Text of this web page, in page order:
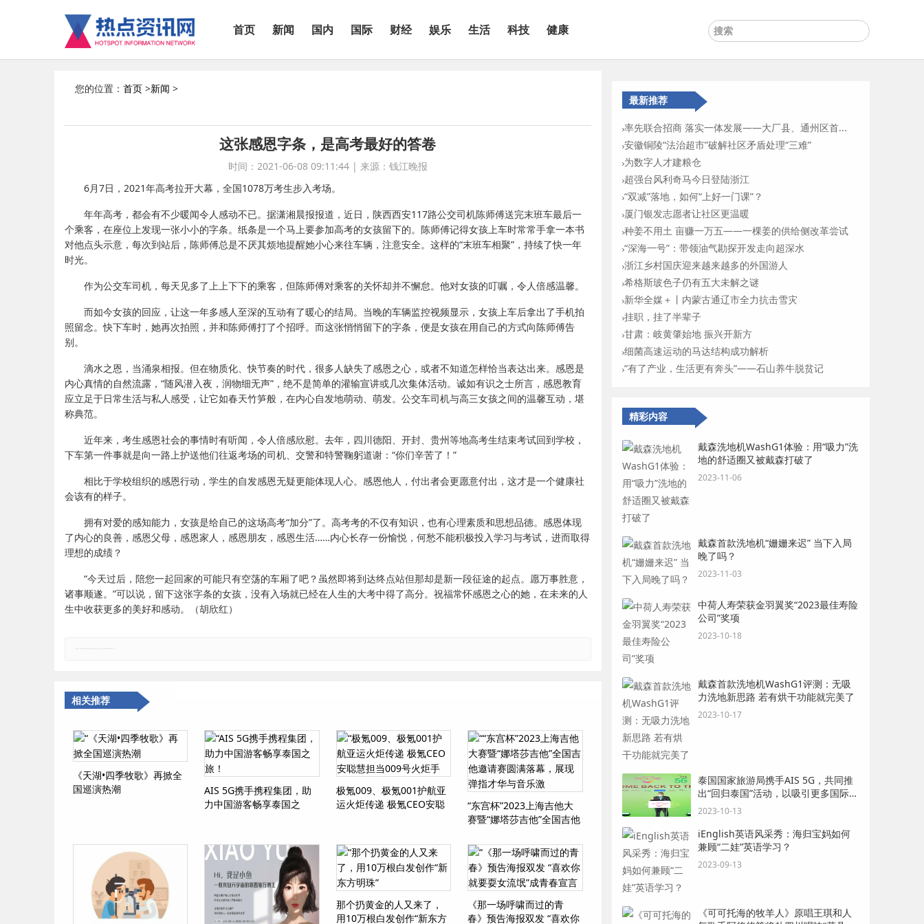
首页 新闻 国内 国际 财经 娱乐 生活 科技 健康
您的位置： 首页 >新闻 >
这张感恩字条，是高考最好的答卷
时间：2021-06-08 09:11:44| 来源：钱江晚报
6月7日，2021年高考拉开大幕，全国1078万考生步入考场。
年年高考，都会有不少暖闻令人感动不已。据潇湘晨报报道，近日，陕西西安117路公交司机陈师傅送完末班车最后一
个乘客，在座位上发现一张小小的字条。纸条是一个马上要参加高考的女孩留下的。陈师傅记得女孩上车时常常手拿一本书
对他点头示意，每次到站后，陈师傅总是不厌其烦地提醒她小心来往车辆，注意安全。这样的“末班车相聚”，持续了快一年
时光。
作为公交车司机，每天见多了上上下下的乘客，但陈师傅对乘客的关怀却并不懈怠。他对女孩的叮嘱，令人倍感温馨。
而如今女孩的回应，让这一年多感人至深的互动有了暖心的结局。当晚的车辆监控视频显示，女孩上车后拿出了手机拍
照留念。快下车时，她再次拍照，并和陈师傅打了个招呼。而这张悄悄留下的字条，便是女孩在用自己的方式向陈师傅告
别。
滴水之恩，当涌泉相报。但在物质化、快节奏的时代，很多人缺失了感恩之心，或者不知道怎样恰当表达出来。感恩是
内心真情的自然流露，“随风潜入夜，润物细无声”，绝不是简单的灌输宣讲或几次集体活动。诚如有识之士所言，感恩教育
应立足于日常生活与私人感受，让它如春天竹笋般，在内心自发地萌动、萌发。公交车司机与高三女孩之间的温馨互动，堪
称典范。
近年来，考生感恩社会的事情时有听闻，令人倍感欣慰。去年，四川德阳、开封、贵州等地高考生结束考试回到学校，
下车第一件事就是向一路上护送他们往返考场的司机、交警和特警鞠躬道谢：“你们辛苦了！”
相比于学校组织的感恩行动，学生的自发感恩无疑更能体现人心。感恩他人，付出者会更愿意付出，这才是一个健康社
会该有的样子。
拥有对爱的感知能力，女孩是给自己的这场高考“加分”了。高考考的不仅有知识，也有心理素质和思想品德。感恩体现
了内心的良善，感恩父母，感恩家人，感恩朋友，感恩生活……内心长存一份愉悦，何愁不能积极投入学习与考试，进而取得
理想的成绩？
“今天过后，陪您一起回家的可能只有空荡的车厢了吧？虽然即将到达终点站但那却是新一段征途的起点。愿万事胜意，
诸事顺遂。”可以说，留下这张字条的女孩，没有入场就已经在人生的大考中得了高分。祝福常怀感恩之心的她，在未来的人
生中收获更多的美好和感动。（胡欣红）
相关推荐
《天湖•四季牧歌》再掀全
国巡演热潮
AIS 5G携手携程集团，助
力中国游客畅享泰国之
极氪009、极氪001护航亚
运火炬传递 极氪CEO安聪
“东宫杯”2023上海吉他大
赛暨“娜塔莎吉他”全国吉他
指才华与音乐激
那个扔黄金的人又来了，
用10万根白发创作“新东方
《那一场呼啸而过的青
春》预告海报双发 “喜欢你
最新推荐
率先联合招商 落实一体发展——大厂县、通州区首...
安徽铜陵“法治超市”破解社区矛盾处理“三难”
为数字人才建粮仓
超强台风利奇马今日登陆浙江
“双减”落地，如何“上好一门课”？
厦门银发志愿者让社区更温暖
种姜不用土 亩赚一万五——一棵姜的供给侧改革尝试
“深海一号”：带领油气勘探开发走向超深水
浙江乡村国庆迎来越来越多的外国游人
希格斯玻色子仍有五大未解之谜
新华全媒＋丨内蒙古通辽市全力抗击雪灾
挂职，挂了半辈子
甘肃：岐黄肇始地 振兴开新方
细菌高速运动的马达结构成功解析
“有了产业，生活更有奔头”——石山养牛脱贫记
精彩内容
戴森洗地机WashG1体验：用“吸力”洗
地的舒适圈又被戴森打破了
2023-11-06
戴森首款洗地机“姗姗来迟” 当下入局
晚了吗？
2023-11-03
中荷人寿荣获金羽翼奖“2023最佳寿险
公司”奖项
2023-10-18
戴森首款洗地机WashG1评测：无吸
力洗地新思路 若有烘干功能就完美了
2023-10-17
泰国国家旅游局携手AIS 5G，共同推
出“回归泰国”活动，以吸引更多国际游
客
2023-10-13
iEnglish英语风采秀：海归宝妈如何
兼顾“二娃”英语学习？
2023-09-13
《可可托海的牧羊人》原唱王琪和人